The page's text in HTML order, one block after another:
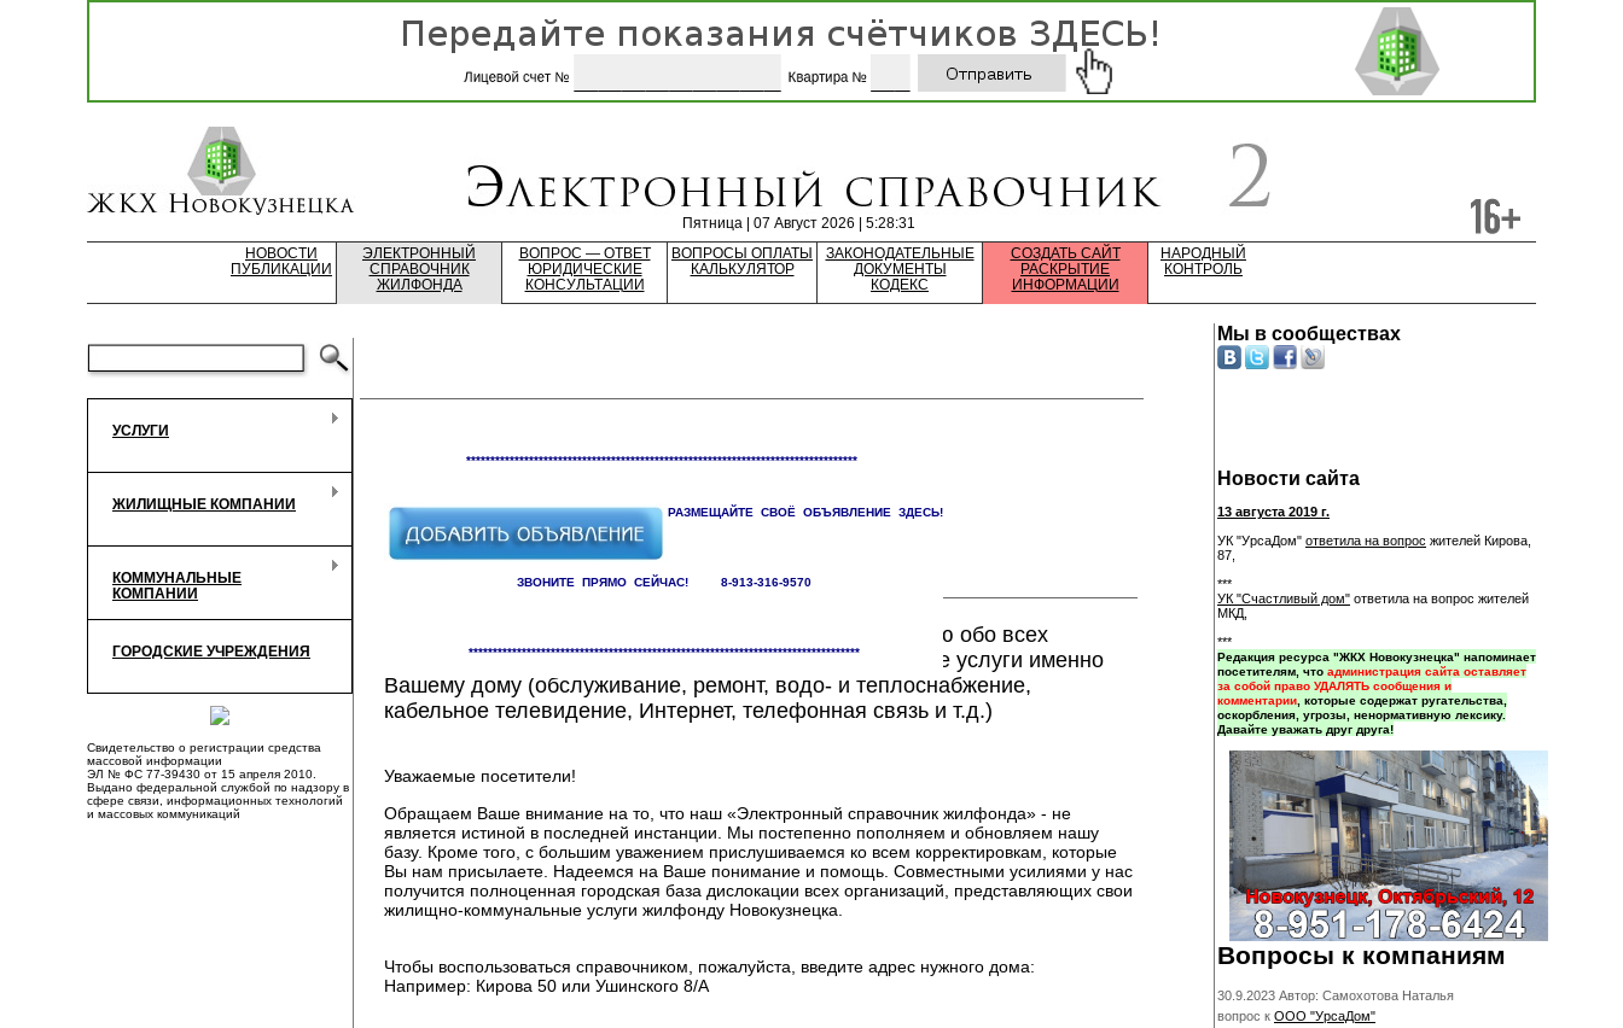
Пятница | 07 Август 2026 | 5:28:31
НОВОСТИ
ПУБЛИКАЦИИ
ЭЛЕКТРОННЫЙ
СПРАВОЧНИК
ЖИЛФОНДА
ВОПРОС — ОТВЕТ
ЮРИДИЧЕСКИЕ
КОНСУЛЬТАЦИИ
ВОПРОСЫ ОПЛАТЫ
КАЛЬКУЛЯТОР
ЗАКОНОДАТЕЛЬНЫЕ
ДОКУМЕНТЫ
КОДЕКС
СОЗДАТЬ САЙТ
РАСКРЫТИЕ
ИНФОРМАЦИИ
НАРОДНЫЙ
КОНТРОЛЬ
УСЛУГИ
ЖИЛИЩНЫЕ КОМПАНИИ
КОММУНАЛЬНЫЕ
КОМПАНИИ
ГОРОДСКИЕ УЧРЕЖДЕНИЯ
Свидетельство о регистрации средства
массовой информации
ЭЛ № ФС 77-39430 от 15 апреля 2010.
Выдано федеральной службой по надзору в
сфере связи, информационных технологий
и массовых коммуникаций
*********************************************************************************
РАЗМЕЩАЙТЕ СВОЁ ОБЪЯВЛЕНИЕ ЗДЕСЬ!
ЗВОНИТЕ ПРЯМО СЕЙЧАС! 8-913-316-9570
*********************************************************************************
Здесь Вы сможете найти исчерпывающую информацию обо всех
компаниях, предоставляющих жилищно-коммунальные услуги именно
Вашему дому (обслуживание, ремонт, водо- и теплоснабжение,
кабельное телевидение, Интернет, телефонная связь и т.д.)
Уважаемые посетители!
Обращаем Ваше внимание на то, что наш «Электронный справочник жилфонда» - не
является истиной в последней инстанции. Мы постепенно пополняем и обновляем нашу
базу. Кроме того, с большим уважением прислушиваемся ко всем корректировкам, которые
Вы нам присылаете. Надеемся на Ваше понимание и помощь. Совместными усилиями у нас
получится полноценная городская база дислокации всех организаций, представляющих свои
жилищно-коммунальные услуги жилфонду Новокузнецка.
Чтобы воспользоваться справочником, пожалуйста, введите адрес нужного дома:
Например: Кирова 50 или Ушинского 8/А
Мы в сообществах
Новости сайта
13 августа 2019 г.
УК "УрсаДом" ответила на вопрос жителей Кирова,
87,
***
УК "Счастливый дом" ответила на вопрос жителей
МКД,
***
Редакция ресурса "ЖКХ Новокузнецка" напоминает
посетителям, что администрация сайта оставляет
за собой право УДАЛЯТЬ сообщения и
комментарии , которые содержат ругательства,
оскорбления, угрозы, ненормативную лексику.
Давайте уважать друг друга!
Вопросы к компаниям
30.9.2023 Автор: Самохотова Наталья
вопрос к ООО "УрсаДом"